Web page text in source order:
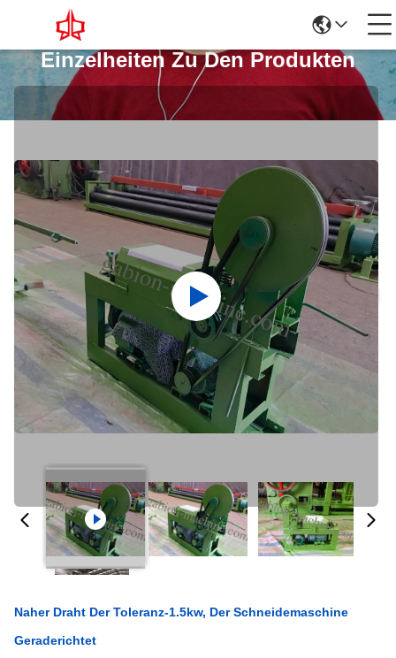
Einzelheiten Zu Den Produkten
Naher Draht Der Toleranz-1.5kw, Der Schneidemaschine
Geraderichtet